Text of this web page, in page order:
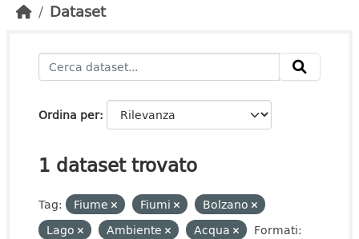
Dataset
Ordina per
1 dataset trovato
Tag: Fiume Fiumi
Bolzano
Lago
Ambiente Acqua
Formati: